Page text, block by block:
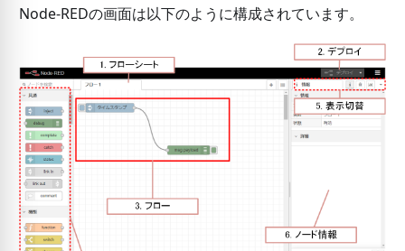
Node-REDの画面は以下のように構成されています。